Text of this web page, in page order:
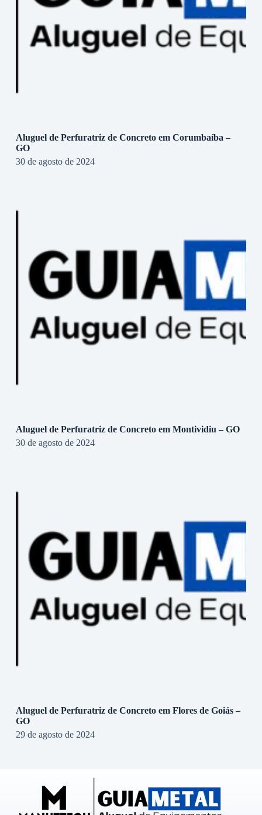
Aluguel de Perfuratriz de Concreto em Corumbaíba –
GO
30 de agosto de 2024
Aluguel de Perfuratriz de Concreto em Montividiu – GO
30 de agosto de 2024
Aluguel de Perfuratriz de Concreto em Flores de Goiás –
GO
29 de agosto de 2024